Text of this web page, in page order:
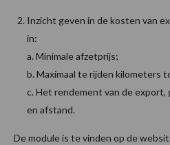
Inzicht geven in de kosten van
in:
a. Minimale afzetprijs;
b. Maximaal te rijden kilometers
c. Het rendement van de export,
en afstand.
De module is te vinden op de